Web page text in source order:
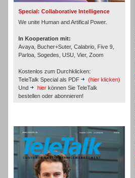
Special: Collaborative Intelligence
We unite Human and Artifical Power.
In Kooperation mit:
Avaya, Bucher+Suter, Calabrio, Five 9,
Parloa, Sogedes, USU, Vier, Zoom
Kostenlos zum Durchklicken:
TeleTalk Special als PDF
(hier klicken)
Und
hier können Sie TeleTalk
bestellen oder abonnieren!